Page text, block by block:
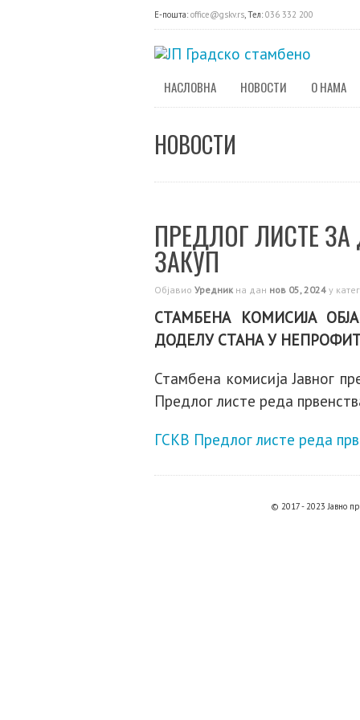
E-пошта: office@gskv.rs, Тел: 036 332 200
НАСЛОВНА НОВОСТИ О НАМА
НОВОСТИ
ПРЕДЛОГ ЛИСТЕ
ЗАКУП
Објавио Уредник на дан нов 05, 2024 у
СТАМБЕНА КОМИСИЈА
ДОДЕЛУ СТАНА У
Стамбена комисија Јавног
Предлог листе реда
ГСКВ Предлог листе реда
© 2017 - 2023 Јавно